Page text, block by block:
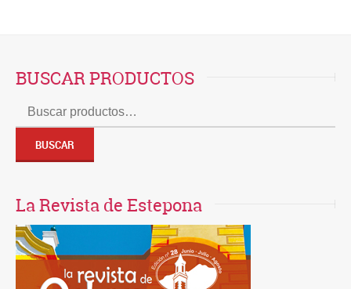
BUSCAR PRODUCTOS
Buscar
por:
BUSCAR
La Revista de Estepona